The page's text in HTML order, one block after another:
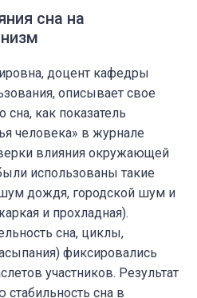
сна на
доцент кафедры
описывает свое
сна, как показатель
человека» в журнале
влияния окружающей
использованы такие
дождя, городской шум и
и прохладная).
сна, циклы,
фиксировались
участников. Результат
сна в